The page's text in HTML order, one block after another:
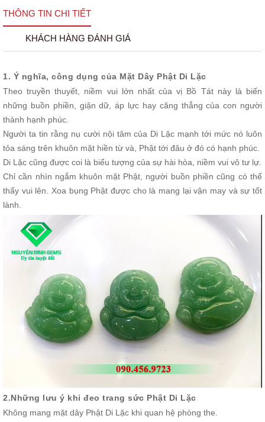
THÔNG TIN CHI TIẾT
KHÁCH HÀNG ĐÁNH GIÁ
1. Ý nghĩa, công dụng của Mặt Dây Phật Di Lặc
Theo truyền thuyết, niềm vui lớn nhất của vị Bồ Tát này là biến
những buồn phiền, giận dữ, áp lực hay căng thẳng của con người
thành hạnh phúc.
Người ta tin rằng nụ cười nội tâm của Di Lặc mạnh tới mức nó luôn
tỏa sáng trên khuôn mặt hiền từ và, Phật tới đâu ở đó có hạnh phúc.
Di Lặc cũng được coi là biểu tượng của sự hài hòa, niềm vui vô tư lự.
Chỉ cần nhìn ngắm khuôn mặt Phật, người buồn phiền cũng có thể
thấy vui lên. Xoa bụng Phật được cho là mang lại vận may và sự tốt
lành.
2.Những lưu ý khi đeo trang sức Phật Di Lặc
Không mang mặt dây Phật Di Lặc khi quan hệ phòng the.